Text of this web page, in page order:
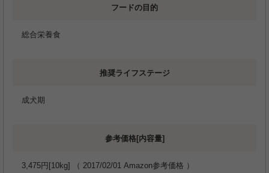
フードの目的
総合栄養食
推奨ライフステージ
成犬期
参考価格[内容量]
3,475円[10kg] （ 2017/02/01 Amazon参考価格 ）